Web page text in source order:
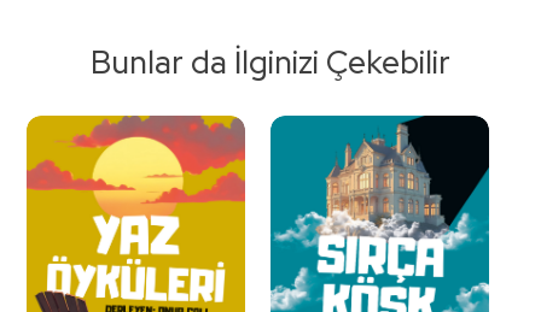
Detaylı
İncele
Bunlar da İlginizi Çekebilir